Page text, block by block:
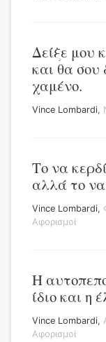
Δείξε μου
και θα σου
χαμένο.
Vince Lombardi,
Το να
αλλά το να
Vince Lombardi,
Αφορισμοί
Η
ίδιο και η
Vince Lombardi,
Αφορισμοί